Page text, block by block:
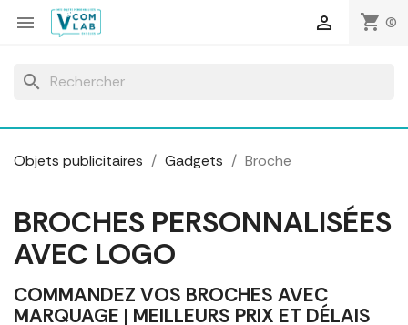
 shopping_cart (0)

search
Objets publicitaires Gadgets Broche
BROCHES PERSONNALISÉES
AVEC LOGO
COMMANDEZ VOS BROCHES AVEC
MARQUAGE | MEILLEURS PRIX ET DÉLAIS
Panneau de gestion des cookies